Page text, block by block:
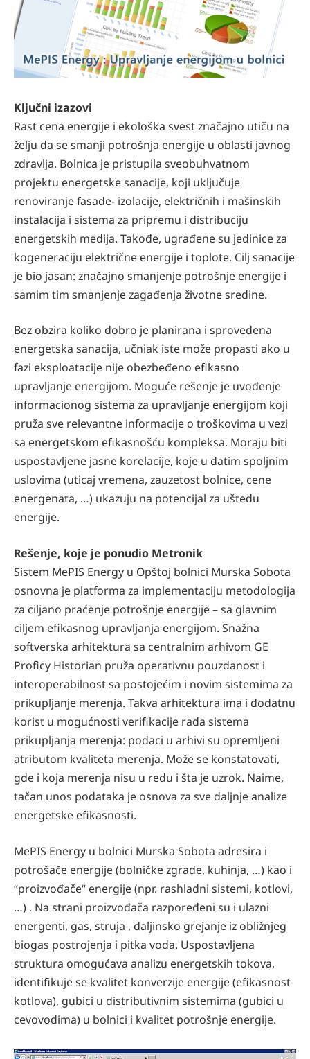
Ključni izazovi
Rast cena energije i ekološka svest značajno utiču na
želju da se smanji potrošnja energije u oblasti javnog
zdravlja. Bolnica je pristupila sveobuhvatnom
projektu energetske sanacije, koji uključuje
renoviranje fasade- izolacije, električnih i mašinskih
instalacija i sistema za pripremu i distribuciju
energetskih medija. Takođe, ugrađene su jedinice za
kogeneraciju električne energije i toplote. Cilj sanacije
je bio jasan: značajno smanjenje potrošnje energije i
samim tim smanjenje zagađenja životne sredine.
Bez obzira koliko dobro je planirana i sprovedena
energetska sanacija, učniak iste može propasti ako u
fazi eksploatacije nije obezbeđeno efikasno
upravljanje energijom. Moguće rešenje je uvođenje
informacionog sistema za upravljanje energijom koji
pruža sve relevantne informacije o troškovima u vezi
sa energetskom efikasnošću kompleksa. Moraju biti
uspostavljene jasne korelacije, koje u datim spoljnim
uslovima (uticaj vremena, zauzetost bolnice, cene
energenata, …) ukazuju na potencijal za uštedu
energije.
Rešenje, koje je ponudio Metronik
Sistem MePIS Energy u Opštoj bolnici Murska Sobota
osnovna je platforma za implementaciju metodologija
za ciljano praćenje potrošnje energije – sa glavnim
ciljem efikasnog upravljanja energijom. Snažna
softverska arhitektura sa centralnim arhivom GE
Proficy Historian pruža operativnu pouzdanost i
interoperabilnost sa postojećim i novim sistemima za
prikupljanje merenja. Takva arhitektura ima i dodatnu
korist u mogućnosti verifikacije rada sistema
prikupljanja merenja: podaci u arhivi su opremljeni
atributom kvaliteta merenja. Može se konstatovati,
gde i koja merenja nisu u redu i šta je uzrok. Naime,
tačan unos podataka je osnova za sve daljnje analize
energetske efikasnosti.
MePIS Energy u bolnici Murska Sobota adresira i
potrošače energije (bolničke zgrade, kuhinja, …) kao i
“proizvođače“ energije (npr. rashladni sistemi, kotlovi,
…) . Na strani proizvođača razpoređeni su i ulazni
energenti, gas, struja , daljinsko grejanje iz obližnjeg
biogas postrojenja i pitka voda. Uspostavljena
struktura omogućava analizu energetskih tokova,
identifikuje se kvalitet konverzije energije (efikasnost
kotlova), gubici u distributivnim sistemima (gubici u
cevovodima) u bolnici i kvalitet potrošnje energije.